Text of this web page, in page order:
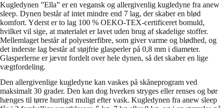
Kugledynen ”Ella” er en vegansk og allergivenlig kugledyne fra anew
sleep. Dynen består af intet mindre end 7 lag, der skaber en blød
komfort. Yderst er to lag 100 % OEKO-TEX-certificeret bomuld,
hvilket vil sige, at materialet er lavet uden brug af skadelige stoffer.
Mellemlaget består af polyesterfibre, som giver varme og blødhed, og
det inderste lag består af støjfrie glasperler på 0,8 mm i diameter.
Glasperlerne er jævnt fordelt over hele dynen, så det skaber en lige
vægtfordeling.
Den allergivenlige kugledyne kan vaskes på skåneprogram ved
maksimalt 30 grader. Den kan dog hverken stryges eller renses og bør
hænges til tørre hurtigst muligt efter vask. Kugledynen fra anew sleep